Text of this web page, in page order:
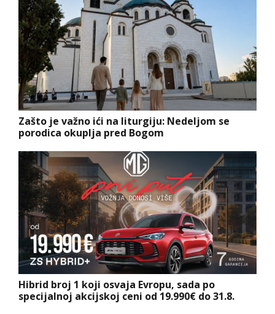
Zašto je važno ići na liturgiju: Nedeljom se
porodica okuplja pred Bogom
Hibrid broj 1 koji osvaja Evropu, sada po
specijalnoj akcijskoj ceni od 19.990€ do 31.8.